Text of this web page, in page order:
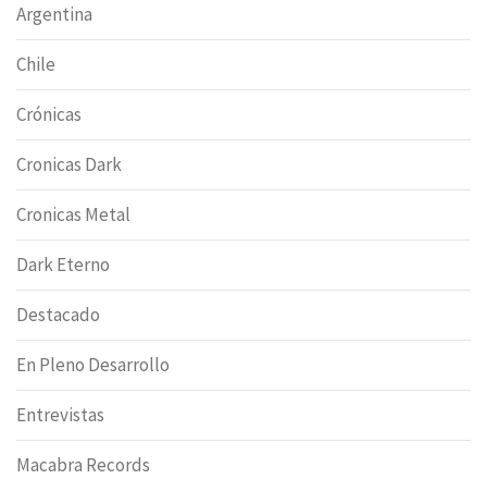
Argentina
Chile
Crónicas
Cronicas Dark
Cronicas Metal
Dark Eterno
Destacado
En Pleno Desarrollo
Entrevistas
Macabra Records